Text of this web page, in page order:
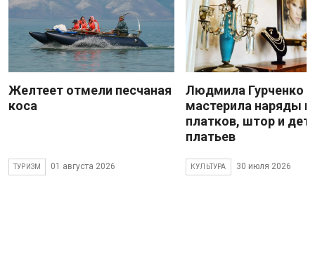
Желтеет отмели песчаная
коса
ТУРИЗМ 01 августа 2026
Людмила Гурченко
мастерила наряды
платков, штор и
платьев
КУЛЬТУРА 30 июля 2026